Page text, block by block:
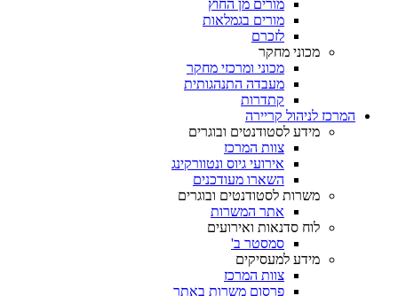
מורים מן החוץ
מורים בגמלאות
לזכרם
מכוני מחקר
מכוני ומרכזי מחקר
מעבדה התנהגותית
קתדרות
המרכז לניהול קריירה
מידע לסטודנטים ובוגרים
צוות המרכז
אירועי גיוס ונטוורקינג
השארו מעודכנים
משרות לסטודנטים ובוגרים
אתר המשרות
לוח סדנאות ואירועים
סמסטר ב'
מידע למעסיקים
צוות המרכז
פרסום משרות באתר